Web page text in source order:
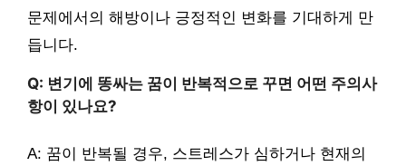
문제에서의 해방이나 긍정적인 변화를 기대하게 만
듭니다.
Q: 변기에 똥싸는 꿈이 반복적으로 꾸면 어떤 주의사
항이 있나요?
A: 꿈이 반복될 경우, 스트레스가 심하거나 현재의